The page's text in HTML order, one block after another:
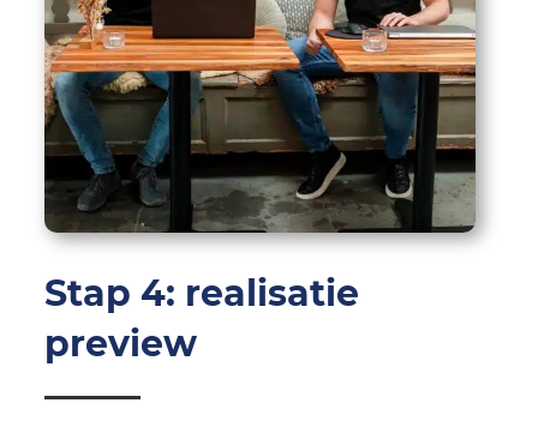
Stap 4: realisatie
preview